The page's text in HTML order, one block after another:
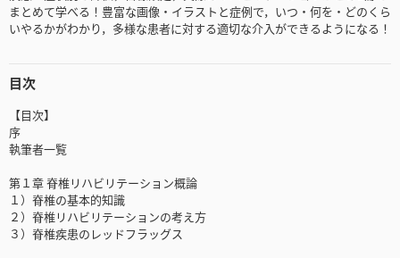
まとめて学べる！豊富な画像・イラストと症例で，いつ・何を・どのくら
いやるかがわかり，多様な患者に対する適切な介入ができるようになる！
目次
【目次】
序
執筆者一覧
第１章 脊椎リハビリテーション概論
１）脊椎の基本的知識
２）脊椎リハビリテーションの考え方
３）脊椎疾患のレッドフラッグス